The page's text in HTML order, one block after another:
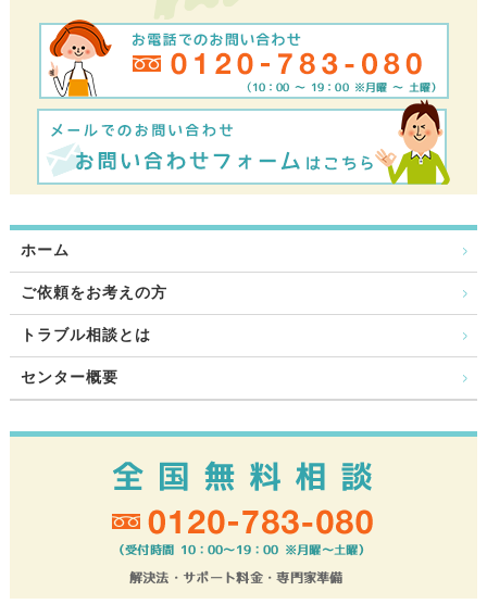
ホーム
ご依頼をお考えの方
トラブル相談とは
センター概要